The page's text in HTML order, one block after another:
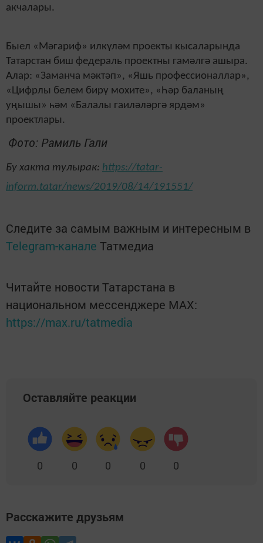
акчалары.
Быел «Мәгариф» илкүләм проекты кысаларында
Татарстан биш федераль проектны гамәлгә ашыра.
Алар: «Заманча мәктәп», «Яшь профессионаллар»,
«Цифрлы белем бирү мохите», «Һәр баланың
уңышы» һәм «Балалы гаиләләргә ярдәм»
проектлары.
Фото: Рамиль Гали
Бу хакта тулырак: https://tatar-
inform.tatar/news/2019/08/14/191551/
Следите за самым важным и интересным в
Telegram-канале Татмедиа
Читайте новости Татарстана в
национальном мессенджере MАХ:
https://max.ru/tatmedia
Оставляйте реакции
0 0 0 0 0
Расскажите друзьям